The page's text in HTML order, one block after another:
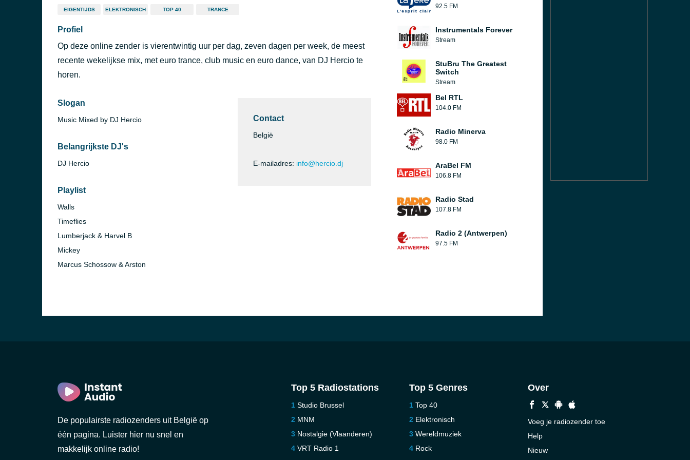
EIGENTIJDS ELEKTRONISCH TOP 40 TRANCE
Profiel
Op deze online zender is vierentwintig uur per dag, zeven dagen per week, de meest
recente wekelijkse mix, met euro trance, club music en euro dance, van DJ Hercio te
horen.
Slogan
Music Mixed by DJ Hercio
Belangrijkste DJ's
DJ Hercio
Playlist
Walls
Timeflies
Lumberjack & Harvel B
Mickey
Marcus Schossow & Arston
Contact
België
E-mailadres: info@hercio.dj
92.5 FM
Instrumentals Forever
Stream
StuBru The Greatest
Switch
Stream
Bel RTL
104.0 FM
Radio Minerva
98.0 FM
AraBel FM
106.8 FM
Radio Stad
107.8 FM
Radio 2 (Antwerpen)
97.5 FM
De populairste radiozenders uit België op
één pagina. Luister hier nu snel en
makkelijk online radio!
Top 5 Radiostations
Studio Brussel
MNM
Nostalgie (Vlaanderen)
VRT Radio 1
Top 5 Genres
Top 40
Elektronisch
Wereldmuziek
Rock
Over
Voeg je radiozender toe
Help
Nieuw